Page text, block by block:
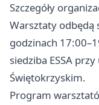
Szczegóły
Warsztaty odbędą
godzinach
siedziba ESSA
Świętokrzyskim.
Program